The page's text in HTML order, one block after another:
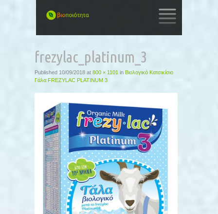
CONTENT
frezylac_platinum_3
Published 10/09/2018 at 800 × 1101 in Βιολογικό Κατσικίσιο
Γάλα FREZYLAC PLATINUM 3